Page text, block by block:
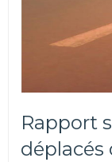
Rapport
déplacés